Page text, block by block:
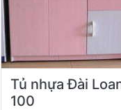
Tủ nhựa Đài
100